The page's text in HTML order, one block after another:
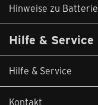
Hinweise zu
Hilfe & Service
Hilfe & Service
Kontakt